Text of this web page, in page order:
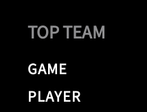
TOP TEAM
GAME
PLAYER